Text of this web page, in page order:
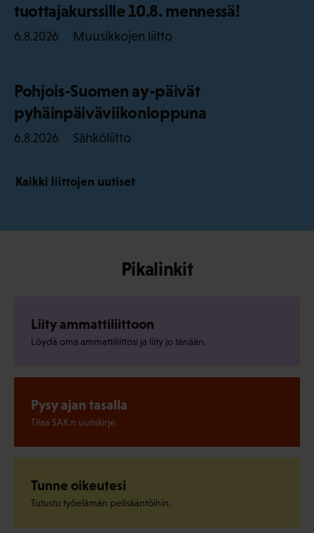
tuottajakurssille 10.8. mennessä!
6.8.2026 Muusikkojen liitto
Pohjois-Suomen ay-päivät
pyhäinpäiväviikonloppuna
6.8.2026 Sähköliitto
Kaikki liittojen uutiset
Pikalinkit
Liity ammattiliittoon
Löydä oma ammattiliittosi ja liity jo tänään.
Pysy ajan tasalla
Tilaa SAK:n uutiskirje.
Tunne oikeutesi
Tutustu työelämän pelisääntöihin.